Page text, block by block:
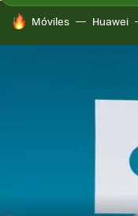
HOY SE HABLA DE
Móviles Huawei